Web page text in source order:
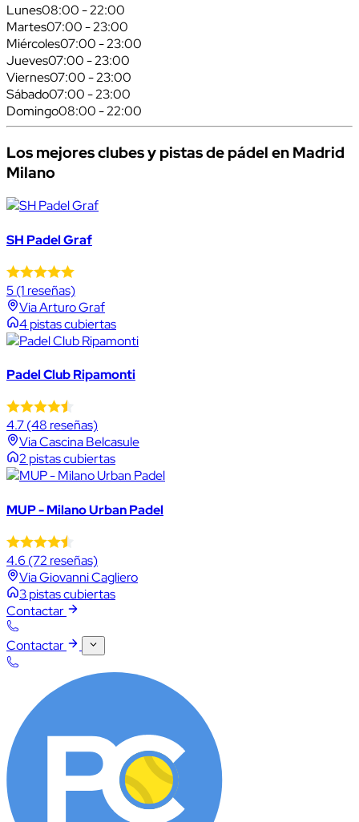
Lunes08:00 - 22:00
Martes07:00 - 23:00
Miércoles07:00 - 23:00
Jueves07:00 - 23:00
Viernes07:00 - 23:00
Sábado07:00 - 23:00
Domingo08:00 - 22:00
Los mejores clubes y pistas de pádel en Madrid
Milano
SH Padel Graf
5(1 reseñas)
Via Arturo Graf
4 pistas cubiertas
Padel Club Ripamonti
4.7(48 reseñas)
Via Cascina Belcasule
2 pistas cubiertas
MUP - Milano Urban Padel
4.6 (72 reseñas)
Via Giovanni Cagliero
3 pistas cubiertas
Contactar
Contactar